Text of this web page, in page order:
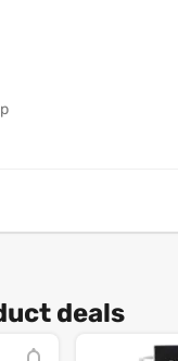
deals